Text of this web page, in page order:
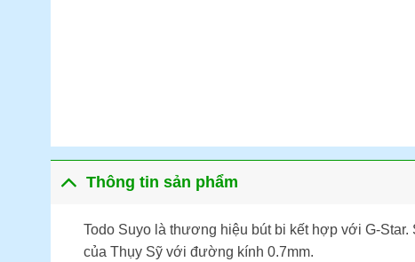
Thông tin sản phẩm
Todo Suyo là thương hiệu bút bi kết hợp với G-
của Thụy Sỹ với đường kính 0.7mm.